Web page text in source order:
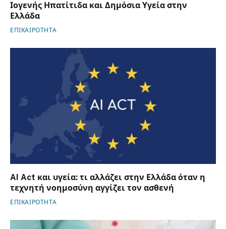
Ιογενής Ηπατίτιδα και Δημόσια Υγεία στην
Ελλάδα
ΕΠΙΚΑΙΡΟΤΗΤΑ
AI Act και υγεία: τι αλλάζει στην Ελλάδα όταν η
τεχνητή νοημοσύνη αγγίζει τον ασθενή
ΕΠΙΚΑΙΡΟΤΗΤΑ